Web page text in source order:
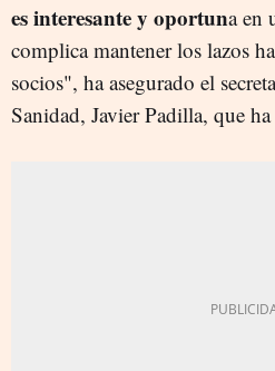
es interesante y oportuna en
complica mantener los lazos
socios", ha asegurado el
Sanidad, Javier Padilla, que